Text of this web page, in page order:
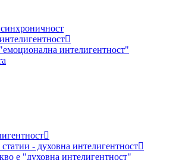
интелигентност"
- духовна интелигентност
е "духовна интелигентност"